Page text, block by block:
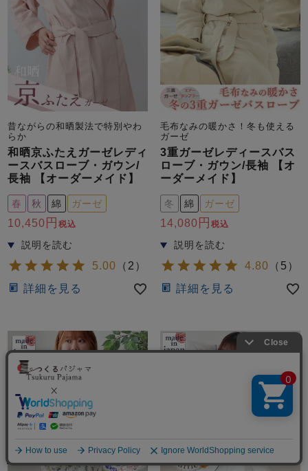
メニュー
昔ながらの和晒製法で特別やわ
らか
和晒京ふたえガーゼレディ
ースバスローブ・ガウン/
長袖 【オーダーメイド】
春 秋 綿 ガーゼ
10,450 税込
5.00 （ 2 ）
詳細を見る
毛布なみの暖かさ！冬も使える
ガーゼ
3重ガーゼレディースバス
ローブ・ガウン/長袖 【オ
ーダーメイド】
冬 綿 ガーゼ
14,080 税込
4.80 （ 5 ）
詳細を見る